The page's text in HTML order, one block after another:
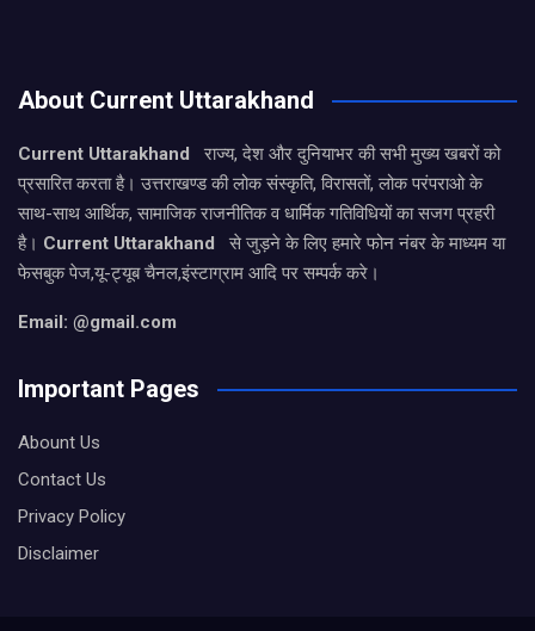
About Current Uttarakhand
Current Uttarakhand
राज्य, देश और दुनियाभर की सभी मुख्य खबरों को
प्रसारित करता है। उत्तराखण्ड की लोक संस्कृति, विरासतों, लोक परंपराओ के
साथ-साथ आर्थिक, सामाजिक राजनीतिक व धार्मिक गतिविधियों का सजग प्रहरी
है। Current Uttarakhand
से जुड़ने के लिए हमारे फोन नंबर के माध्यम या
फेसबुक पेज,यू-ट्यूब चैनल,इंस्टाग्राम आदि पर सम्पर्क करे।
Email: @gmail.com
Important Pages
Abount Us
Contact Us
Privacy Policy
Disclaimer